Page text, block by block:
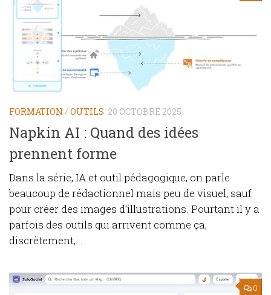
FORMATION / OUTILS 20 OCTOBRE 2025
Napkin AI : Quand des idées
prennent forme
Dans la série, IA et outil pédagogique, on parle
beaucoup de rédactionnel mais peu de visuel, sauf
pour créer des images d’illustrations. Pourtant il y a
parfois des outils qui arrivent comme ça,
discrètement,...
0